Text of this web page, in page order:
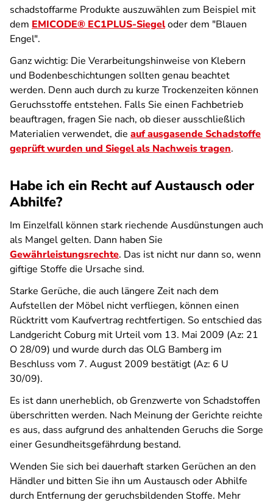
schadstoffarme Produkte auszuwählen zum Beispiel mit
dem EMICODE® EC1PLUS-Siegeloder dem "Blauen
Engel".
Ganz wichtig: Die Verarbeitungshinweise von Klebern
und Bodenbeschichtungen sollten genau beachtet
werden. Denn auch durch zu kurze Trockenzeiten können
Geruchsstoffe entstehen. Falls Sie einen Fachbetrieb
beauftragen, fragen Sie nach, ob dieser ausschließlich
Materialien verwendet, die auf ausgasende Schadstoffe
geprüft wurden und Siegelals Nachweis tragen.
Habe ich ein Recht auf Austausch oder
Abhilfe?
Im Einzelfall können stark riechende Ausdünstungen auch
als Mangel gelten. Dann haben Sie
Gewährleistungsrechte. Das ist nicht nur dann so, wenn
giftige Stoffe die Ursache sind.
Starke Gerüche, die auch längere Zeit nach dem
Aufstellen der Möbel nicht verfliegen, können einen
Rücktritt vom Kaufvertrag rechtfertigen. So entschied das
Landgericht Coburg mit Urteil vom 13. Mai 2009 (Az: 21
O 28/09) und wurde durch das OLG Bamberg im
Beschluss vom 7. August 2009 bestätigt (Az: 6 U
30/09).
Es ist dann unerheblich, ob Grenzwerte von Schadstoffen
überschritten werden. Nach Meinung der Gerichte reichte
es aus, dass aufgrund des anhaltenden Geruchs die Sorge
einer Gesundheitsgefährdung bestand.
Wenden Sie sich bei dauerhaft starken Gerüchen an den
Händler und bitten Sie ihn um Austausch oder Abhilfe
durch Entfernung der geruchsbildenden Stoffe. Mehr